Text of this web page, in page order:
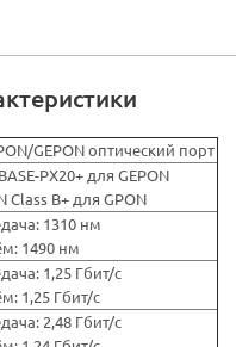
GEPON оптический порт
PX20+ для GEPON
Class B+ для GPON
1310 нм
1490 нм
1,25 Гбит/с
1,25 Гбит/с
2,48 Гбит/с